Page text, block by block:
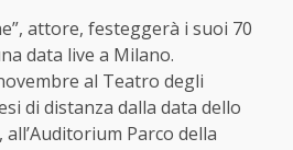
attore, festeggerà i suoi 70
data live a Milano.
al Teatro degli
di distanza dalla data dello
Parco della